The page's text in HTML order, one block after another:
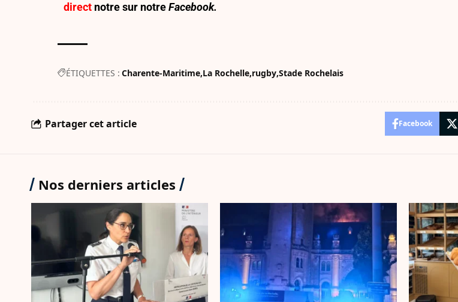
direct notre sur notre Facebook.
ÉTIQUETTES : Charente-Maritime La Rochelle rugby Stade Rochelais
Partager cet article Facebook
Nos derniers articles